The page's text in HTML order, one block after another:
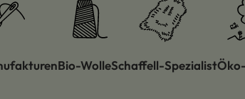
Bio-WolleSchaffell-Spezialist